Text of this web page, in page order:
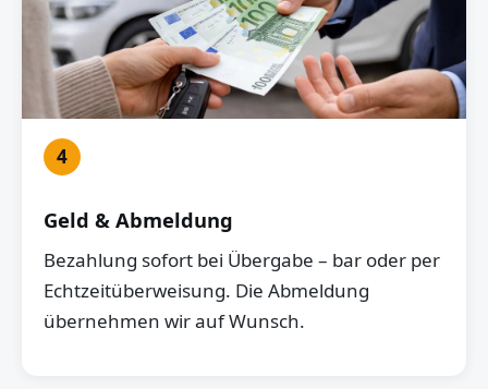
4
Geld & Abmeldung
Bezahlung sofort bei Übergabe – bar oder per
Echtzeitüberweisung. Die Abmeldung
übernehmen wir auf Wunsch.